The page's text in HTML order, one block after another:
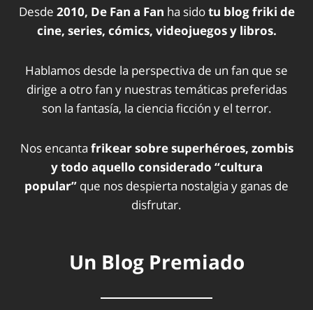
Desde 2010, De Fan a Fan ha sidotu blog friki de
cine, series, cómics, videojuegos y libros.
Hablamos desde la perspectiva de un fan que se
dirige a otro fan y nuestras temáticas preferidas
son la fantasía, la ciencia ficción y el terror.
Nos encanta frikear sobre superhéroes, zombis
y todo aquello considerado “cultura
popular” que nos despierta nostalgia y ganas de
disfrutar.
Un Blog Premiado